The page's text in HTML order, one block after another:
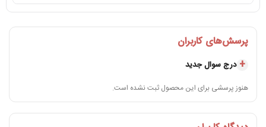
– استفاده در کارگاه‌های تولیدی بزرگ، قنادی‌های زنجیره‌ای و هتل‌ها
پرسش‌های کاربران
درج سوال جدید
هنوز پرسشی برای این محصول ثبت نشده است.